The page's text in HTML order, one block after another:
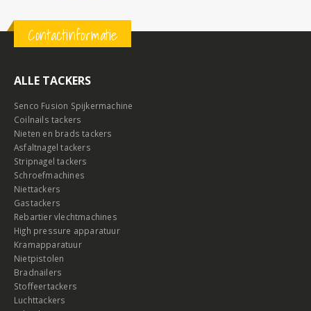
Contactinformatie
ALLE TACKERS
Senco Fusion Spijkermachine
Coilnails tackers
Nieten en brads tackers
Asfaltnagel tackers
Stripnagel tackers
Schroefmachines
Niettackers
Gastackers
Rebartier vlechtmachines
High pressure apparatuur
Kramapparatuur
Nietpistolen
Bradnailers
Stoffeertackers
Luchttackers